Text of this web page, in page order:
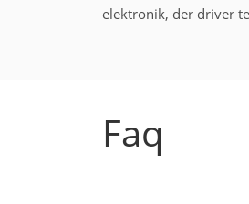
elektronik, der driver
Faq